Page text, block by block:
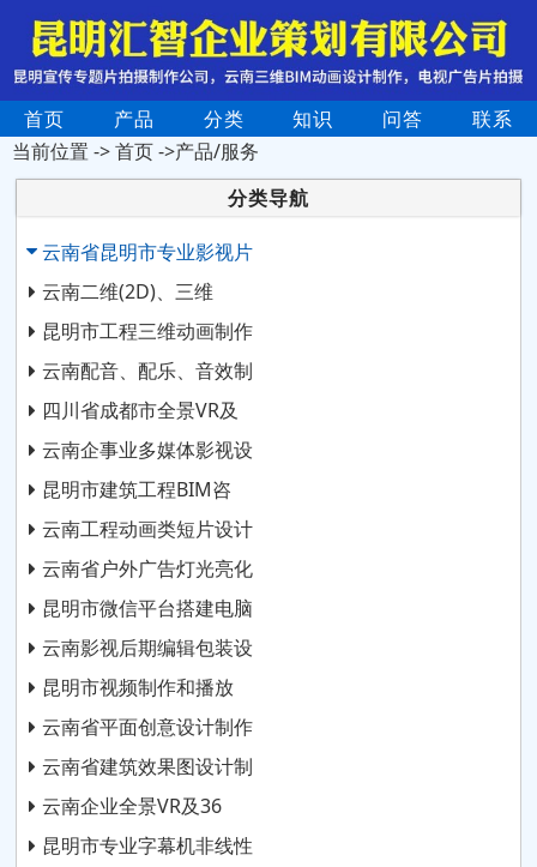
首页 产品 分类 知识 问答
联系
当前位置 ->首页->产品/服务
分类导航
云南省昆明市专业影视片
云南二维(2D)、三维
昆明市工程三维动画制作
云南配音、配乐、音效制
四川省成都市全景VR及
云南企事业多媒体影视设
昆明市建筑工程BIM咨
云南工程动画类短片设计
云南省户外广告灯光亮化
昆明市微信平台搭建电脑
云南影视后期编辑包装设
昆明市视频制作和播放
云南省平面创意设计制作
云南省建筑效果图设计制
云南企业全景VR及36
昆明市专业字幕机非线性